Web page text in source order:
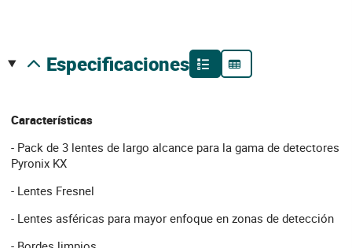
especificaciones
Características
- Pack de 3 lentes de largo alcance para la gama de detectores
Pyronix KX
- Lentes Fresnel
- Lentes asféricas para mayor enfoque en zonas de detección